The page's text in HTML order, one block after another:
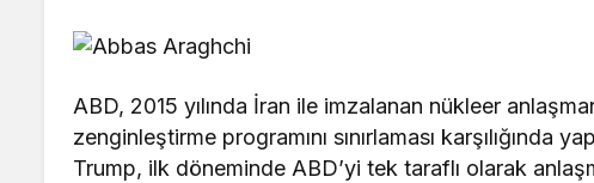
ABD, 2015 yılında İran ile imzalanan nükleer
zenginleştirme programını sınırlaması karşılığında
Trump, ilk döneminde ABD’yi tek taraflı olarak